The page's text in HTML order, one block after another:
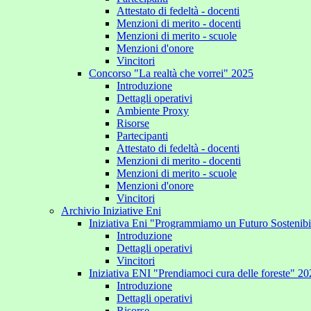
Attestato di fedeltà - docenti
Menzioni di merito - docenti
Menzioni di merito - scuole
Menzioni d'onore
Vincitori
Concorso "La realtà che vorrei" 2025
Introduzione
Dettagli operativi
Ambiente Proxy
Risorse
Partecipanti
Attestato di fedeltà - docenti
Menzioni di merito - docenti
Menzioni di merito - scuole
Menzioni d'onore
Vincitori
Archivio Iniziative Eni
Iniziativa Eni "Programmiamo un Futuro
Introduzione
Dettagli operativi
Vincitori
Iniziativa ENI "Prendiamoci cura delle foreste"
Introduzione
Dettagli operativi